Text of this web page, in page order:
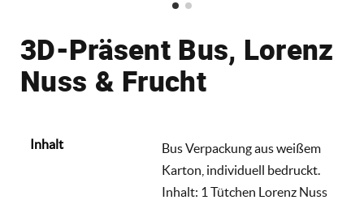
3D-Präsent Bus, Lorenz
Nuss & Frucht
Inhalt
Bus Verpackung aus weißem
Karton, individuell bedruckt.
Inhalt: 1 Tütchen Lorenz Nuss